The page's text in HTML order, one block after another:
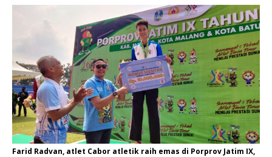
Farid Radvan, atlet Cabor atletik raih emas di Porprov Jatim IX,